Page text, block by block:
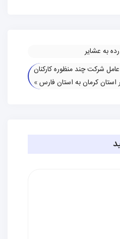
عشایر
شرکت چند منظوره کارکنان
کرمان به استان فارس»